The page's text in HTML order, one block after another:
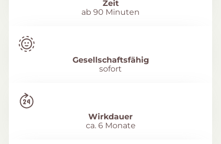
Zeit
ab 90 Minuten
Gesellschaftsfähig
sofort
Wirkdauer
ca. 6 Monate